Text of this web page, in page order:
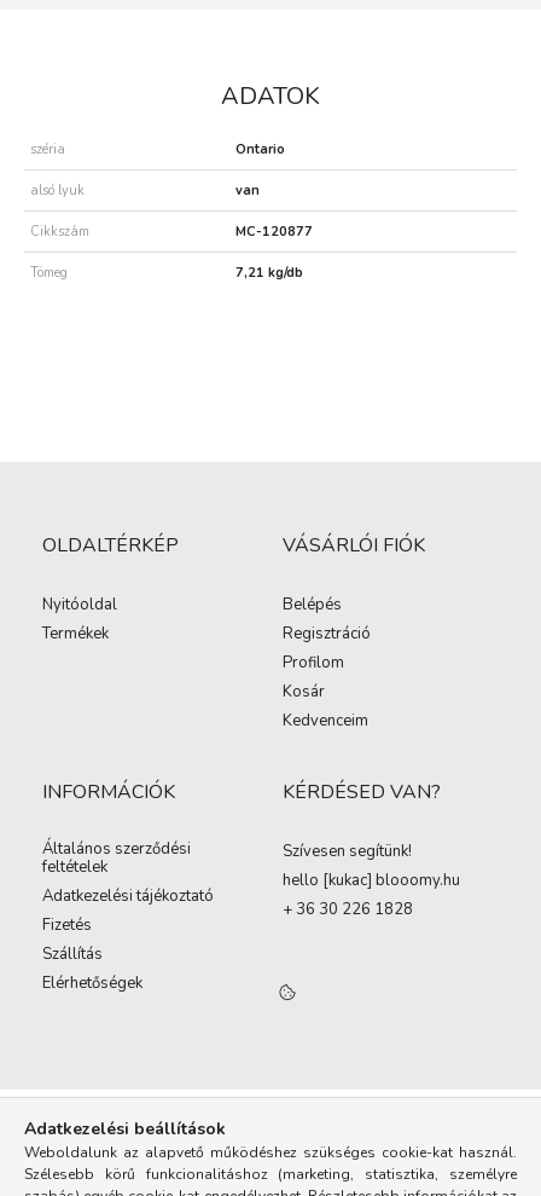
ADATOK
széria Ontario
alsó lyuk van
Cikkszám MC-120877
Tömeg 7,21 kg/db
OLDALTÉRKÉP
Nyitóoldal
Termékek
VÁSÁRLÓI FIÓK
Belépés
Regisztráció
Profilom
Kosár
Kedvenceim
INFORMÁCIÓK
Általános szerződési
feltételek
Adatkezelési tájékoztató
Fizetés
Szállítás
Elérhetőségek
KÉRDÉSED VAN?
Szívesen segítünk!
hello [kukac] blooomy.hu
+ 36 30 226 1828
Adatkezelési beállítások
Weboldalunk az alapvető működéshez szükséges cookie-kat használ.
Szélesebb körű funkcionalitáshoz (marketing, statisztika, személyre